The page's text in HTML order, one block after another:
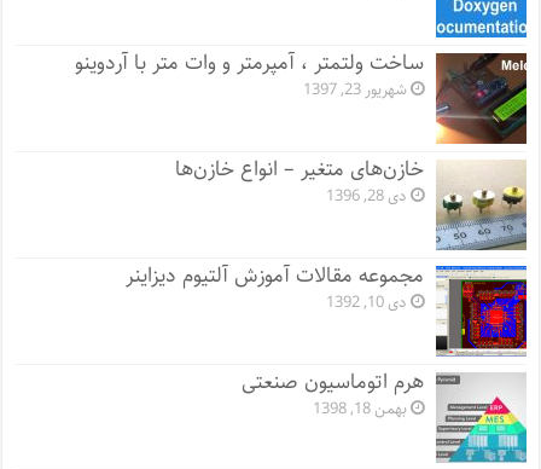
ساخت ولتمتر ، آمپرمتر و وات متر با آردوینو
شهریور 23, 1397
خازن‌های متغیر – انواع خازن‌ها
دی 28, 1396
مجموعه مقالات آموزش آلتیوم دیزاینر
دی 10, 1392
هرم اتوماسیون صنعتی
بهمن 18, 1398